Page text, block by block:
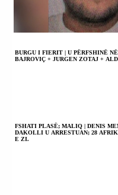
BURGU I FIERIT | U PËRFSHINË
BAJROVIÇ + JURGEN ZOTAJ +
FSHATI PLASË; MALIQ | DENIS
DAKOLLI U ARRESTUAN; 28
E ZI.